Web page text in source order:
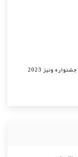
ونیز 2023